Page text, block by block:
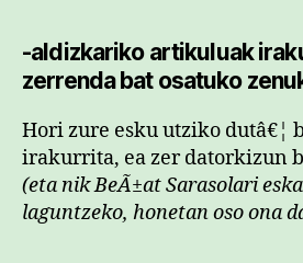
-aldizkariko artikuluak
zerrenda bat osatuko
Hori zure esku utziko dutâ€¦
irakurrita, ea zer datorkizun
(eta nik BeÃ±at Sarasolari
laguntzeko, honetan oso ona